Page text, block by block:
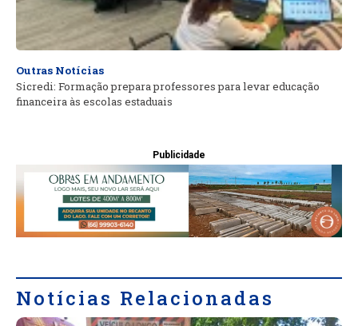
Outras Notícias
Sicredi: Formação prepara professores para levar educação
financeira às escolas estaduais
Publicidade
Notícias Relacionadas